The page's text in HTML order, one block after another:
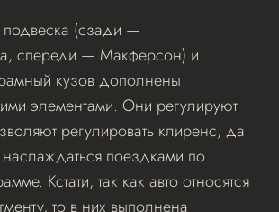
(сзади —
спереди — Макферсон) и
кузов дополнены
элементами. Они регулируют
регулировать клиренс, да
поездками по
Кстати, так как авто относятся
то в них выполнена